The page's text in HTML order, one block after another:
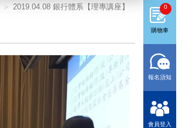
2019.04.08 銀行體系【理專講座】
購物車
0
報名須知
會員登入